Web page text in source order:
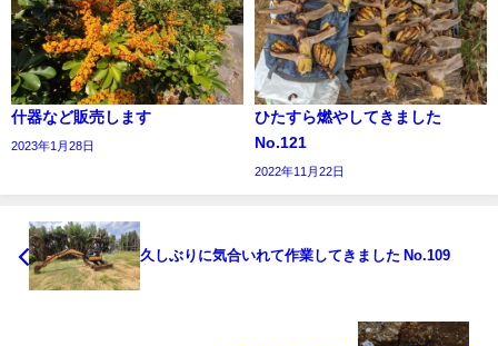
什器など販売します
2023年1月28日
ひたすら燃やしてきました
No.121
2022年11月22日
久しぶりに気合いれて作業してきました No.109